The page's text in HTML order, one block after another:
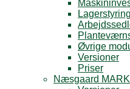
Lagerstyring
Øvrige
Versioner
Priser
Næsgaard